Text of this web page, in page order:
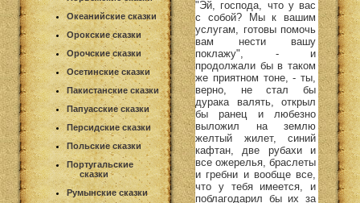
Океанийские сказки
Орокские сказки
Орочские сказки
Осетинские сказки
Пакистанские сказки
Папуасские сказки
Персидские сказки
Польские сказки
Португальские
сказки
Румынские сказки
"Эй, господа, что у вас
с собой? Мы к вашим
услугам, готовы помочь
вам нести вашу
поклажу", - и
продолжали бы в таком
же приятном тоне, - ты,
верно, не стал бы
дурака валять, открыл
бы ранец и любезно
выложил на землю
желтый жилет, синий
кафтан, две рубахи и
все ожерелья, браслеты
и гребни и вообще все,
что у тебя имеется, и
поблагодарил бы их за